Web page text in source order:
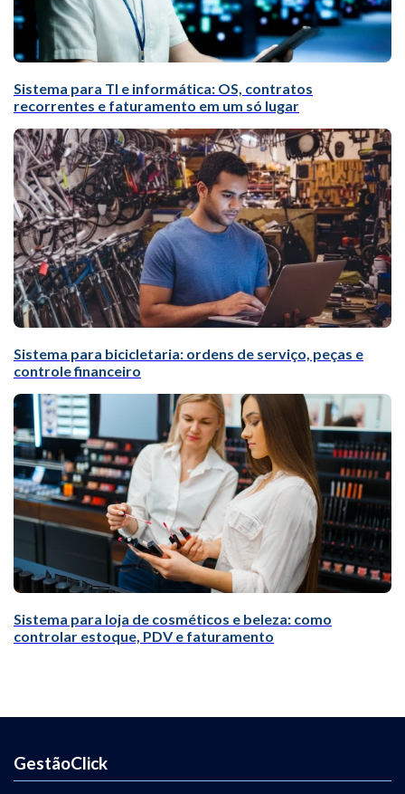
Sistema para TI e informática: OS, contratos
recorrentes e faturamento em um só lugar
Sistema para bicicletaria: ordens de serviço, peças e
controle financeiro
Sistema para loja de cosméticos e beleza: como
controlar estoque, PDV e faturamento
GestãoClick